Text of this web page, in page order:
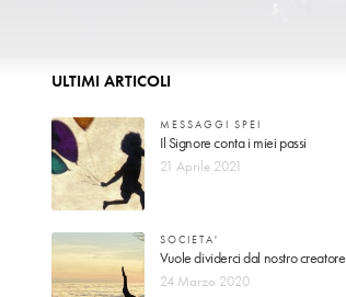
ULTIMI ARTICOLI
MESSAGGI SPEI
Il Signore conta i miei passi
21 Aprile 2021
SOCIETA'
Vuole dividerci dal nostro creatore
24 Marzo 2020